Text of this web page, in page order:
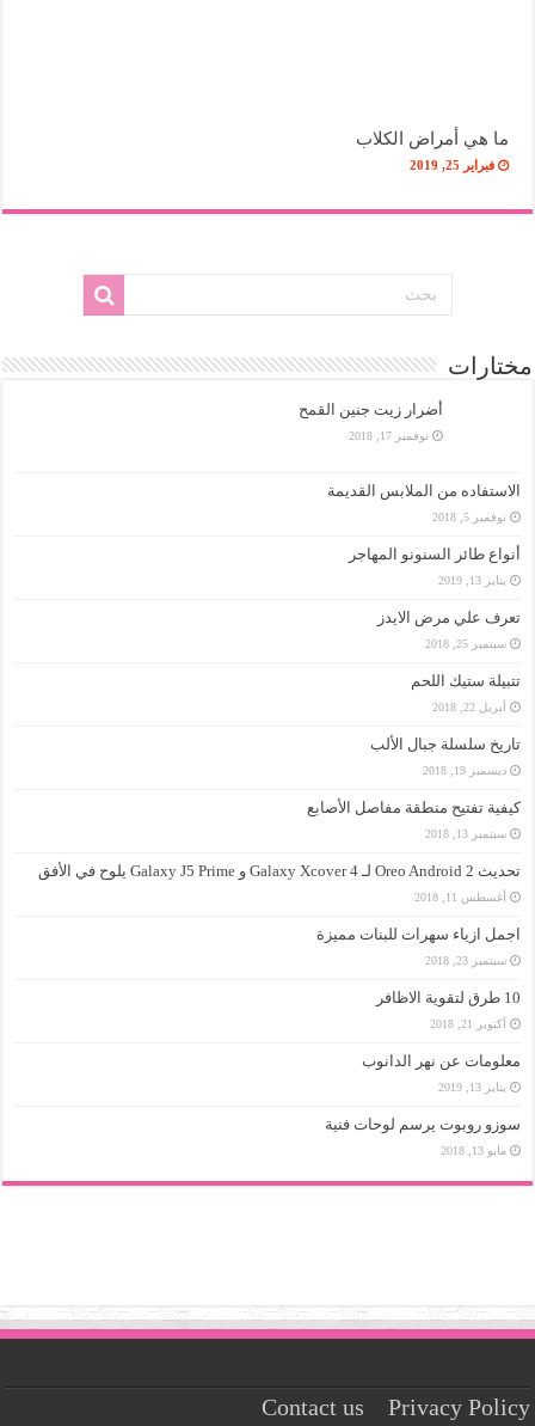
ما هي أمراض الكلاب
فبراير 25, 2019
مختارات
أضرار زيت جنين القمح
نوفمبر 17, 2018
الاستفاده من الملابس القديمة
نوفمبر 5, 2018
أنواع طائر السنونو المهاجر
يناير 13, 2019
تعرف علي مرض الايدز
سبتمبر 25, 2018
تتبيلة ستيك اللحم
أبريل 22, 2018
تاريخ سلسلة جبال الألب
ديسمبر 19, 2018
كيفية تفتيح منطقة مفاصل الأصابع
سبتمبر 13, 2018
تحديث Oreo Android 2 لـ Galaxy Xcover 4 و Galaxy J5 Prime يلوح في الأفق
أغسطس 11, 2018
اجمل ازياء سهرات للبنات مميزة
سبتمبر 23, 2018
10 طرق لتقوية الاظافر
أكتوبر 21, 2018
معلومات عن نهر الدانوب
يناير 13, 2019
سوزو روبوت يرسم لوحات فنية
مايو 13, 2018
Contact us Privacy Policy